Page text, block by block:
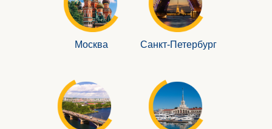
Москва Санкт-Петербург